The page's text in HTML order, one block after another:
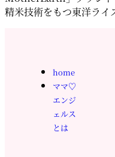
精米技術をもつ東洋ラ
home
ママ♡
エンジ
ェルス
とは